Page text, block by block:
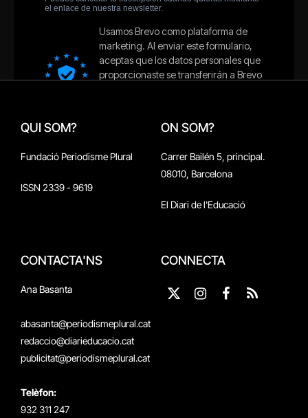
QUI SOM?
Fundació Periodisme Plural
ISSN 2339 - 9619
ON SOM?
Carrer Bailén 5, principal.
08010, Barcelona
El Diari de l'Educació
CONTACTA'NS
Ana Basanta
abasanta@periodismeplural.cat
redaccio@diarieducacio.cat
publicitat@periodismeplural.cat
Telèfon:
932 311 247
CONNECTA
X
Instagram
Facebook
RSS